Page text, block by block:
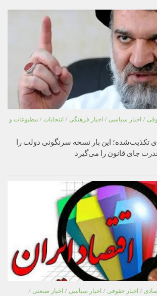
/ اخبار سیاسی / اخبار فرهنگی / انتخابات / مطبوعات و
تکذیب‌شده؛ این بار نسخه سرنگونی دولت را
جای قانون را می‌گیرد
/ اخبار حقوقی / اخبار سیاسی / اخبار صنعتی /